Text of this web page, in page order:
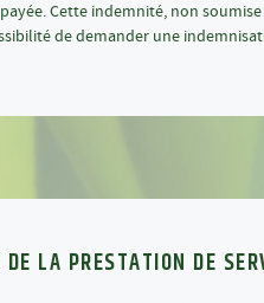
Cette indemnité, non
de demander une
LA PRESTATION DE